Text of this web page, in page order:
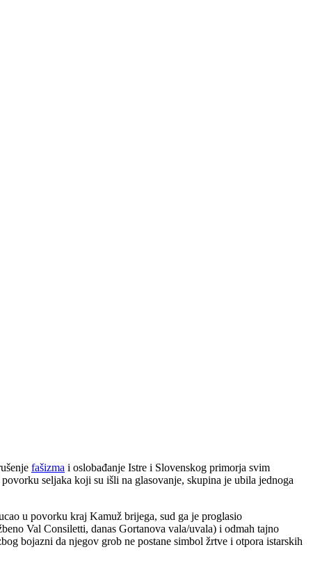
fašizma i oslobađanje Istre i Slovenskog primorja svim
seljaka koji su išli na glasovanje, skupina je ubila jednoga
u povorku kraj Kamuž brijega, sud ga je proglasio
Val Consiletti, danas Gortanova vala/uvala) i odmah tajno
bojazni da njegov grob ne postane simbol žrtve i otpora istarskih